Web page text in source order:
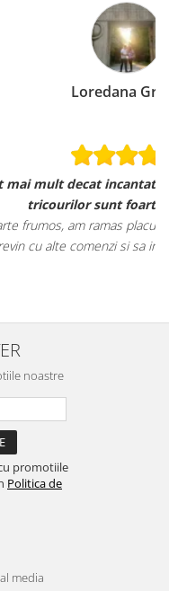
de ele, materialele
calitative,
impresionata, abia astept
si alte produse.
noastre
promotiile
Politica de
media